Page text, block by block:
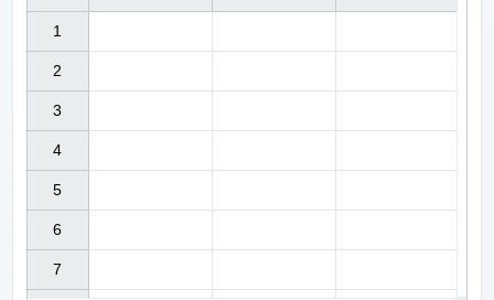
1
2
3
4
5
6
7